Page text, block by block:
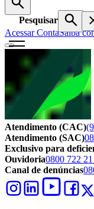
Pesquisar
Acessar ContaSaiba
Atendimento (CAC)
Atendimento (SAC)
Exclusivo para
Ouvidoria0800 722 21
Canal de denúncias